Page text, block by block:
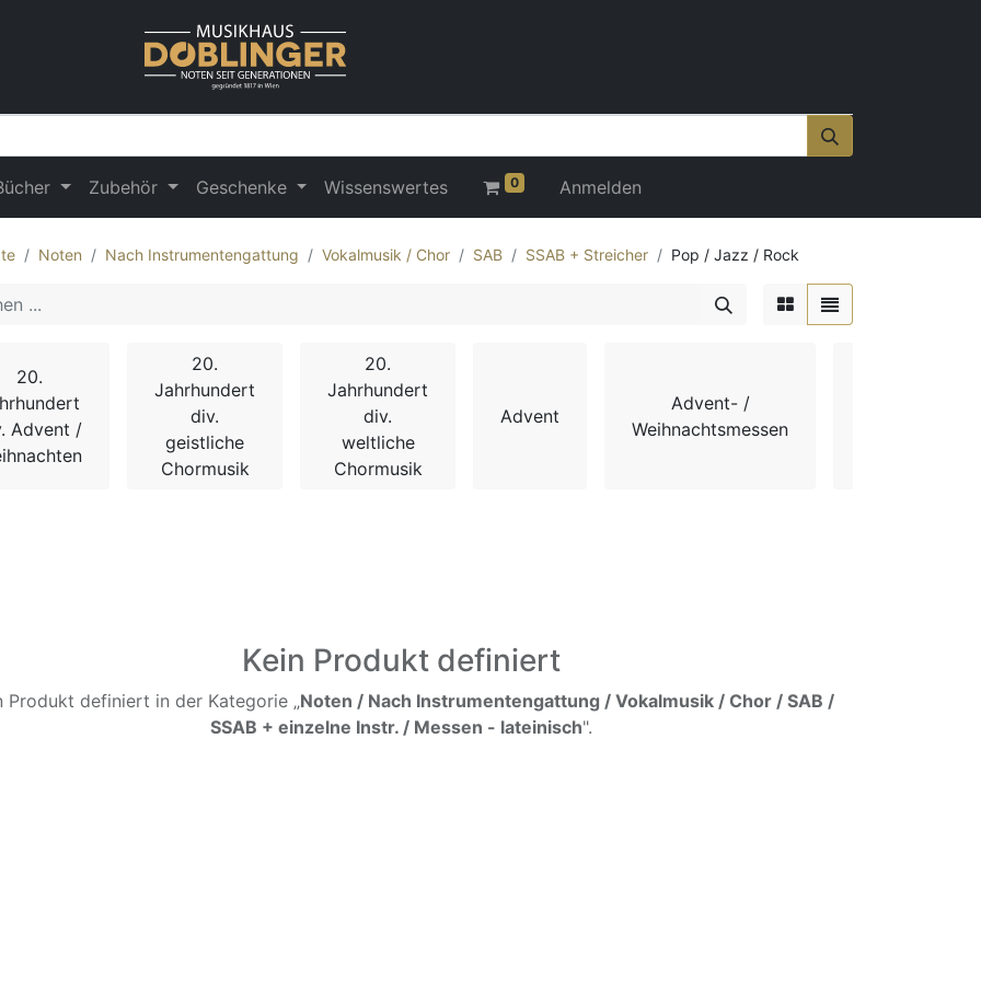
Zubehör Geschenke Wissenswertes 0 Anmelden
Noten Nach Instrumentengattung Vokalmusik / Chor SAB SSAB + Streicher Pop / Jazz / Rock
20.
Advent /
20.
Jahrhundert
div.
geistliche
Chormusik
20.
Jahrhundert
div.
weltliche
Chormusik
Advent
Advent- /
Weihnachtsmessen
Kein Produkt definiert
Produkt definiert in der Kategorie „Noten / Nach Instrumentengattung / Vokalmusik / Chor / SAB /
SSAB + einzelne Instr. / Messen - lateinisch".